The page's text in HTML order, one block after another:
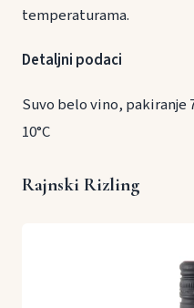
temperaturama.
Detaljni podaci
Suvo belo vino,
10°C
Rajnski Rizling